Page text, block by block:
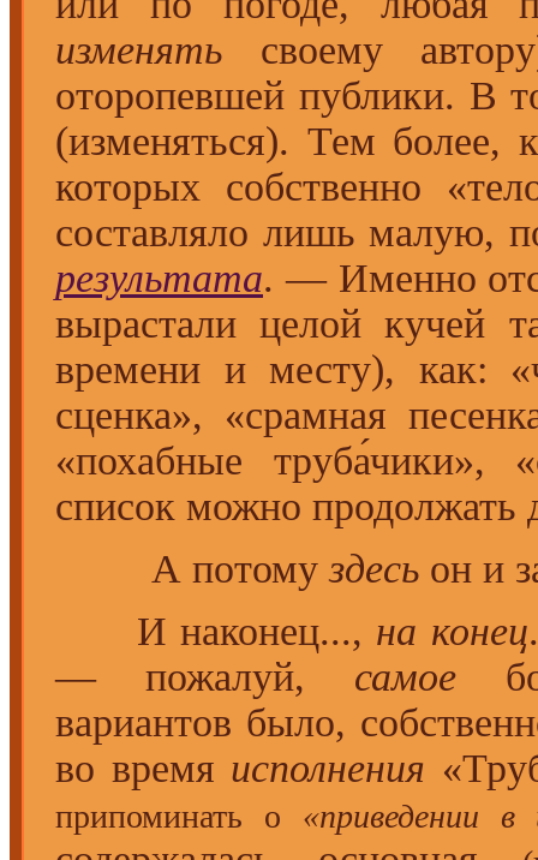
изменять своему
оторопевшей публики. В
(изменяться). Тем более,
которых собственно
составляло лишь малую,
результата. — Именно
вырастали целой кучей
времени и месту), как:
сценка», «срамная
«похабные труба́чики»,
список можно продолжать
А потомуздесь он и
И наконец..., на конец
— пожалуй, самое
вариантов было,
во время исполнения
припоминать о «приведении в